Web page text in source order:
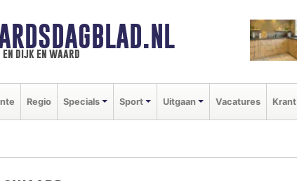
dijk en waard
Regio Specials Sport Uitgaan Vacatures Krant